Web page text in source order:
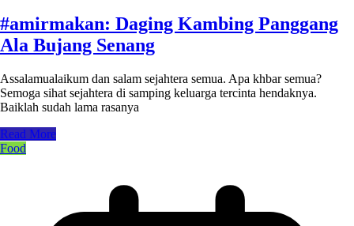
#amirmakan: Daging Kambing Panggang
Ala Bujang Senang
Assalamualaikum dan salam sejahtera semua. Apa khbar semua?
Semoga sihat sejahtera di samping keluarga tercinta hendaknya.
Baiklah sudah lama rasanya
Read More
Food